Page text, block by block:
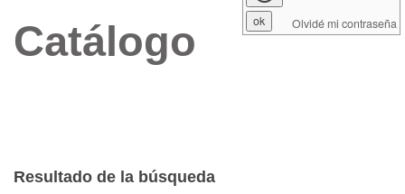
Catálogo
Resultado de la búsqueda
Olvidé mi contraseña